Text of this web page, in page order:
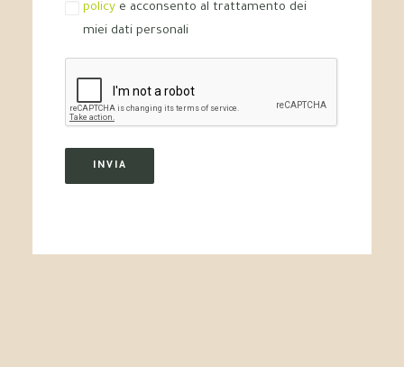
policy e acconsento al trattamento dei
miei dati personali
INVIA